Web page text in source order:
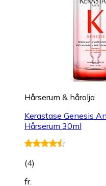
Hårserum & hårolja
Kerastase Genesis
Hårserum 30ml
(4)
fr.